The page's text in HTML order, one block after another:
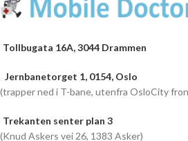
Tollbugata 16A, 3044 Drammen
Jernbanetorget 1, 0154, Oslo
(trapper ned i T-bane, utenfra OsloCity
Trekanten senter plan 3
(Knud Askers vei 26, 1383 Asker)